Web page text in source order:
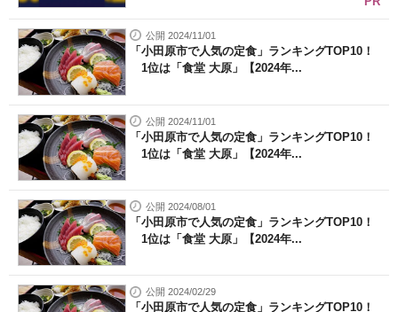
公開 2024/11/01
「小田原市で人気の定食」ランキングTOP10！
1位は「食堂 大原」【2024年...
公開 2024/11/01
「小田原市で人気の定食」ランキングTOP10！
1位は「食堂 大原」【2024年...
公開 2024/08/01
「小田原市で人気の定食」ランキングTOP10！
1位は「食堂 大原」【2024年...
公開 2024/02/29
「小田原市で人気の定食」ランキングTOP10！